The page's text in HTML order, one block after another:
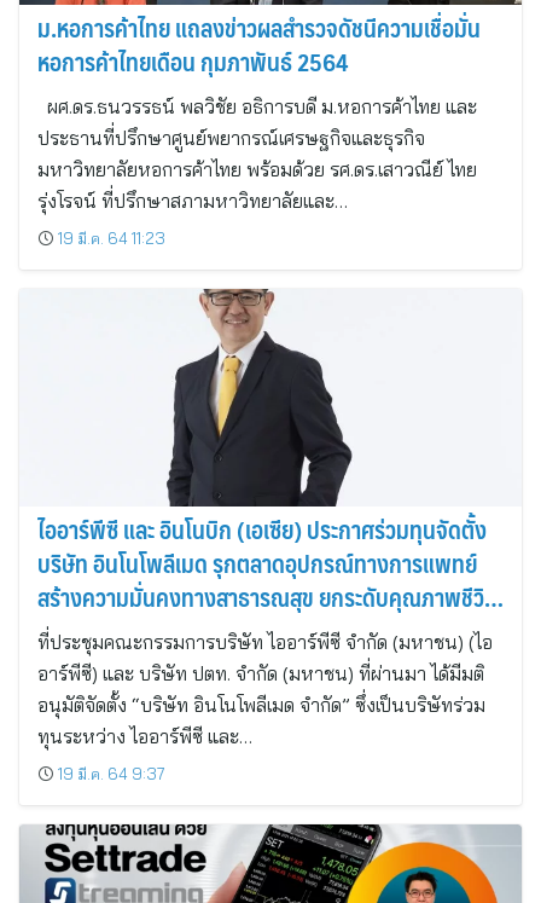
ม.หอการค้าไทย แถลงข่าวผลสำรวจดัชนีความเชื่อมั่น
หอการค้าไทยเดือน กุมภาพันธ์ 2564
ผศ.ดร.ธนวรรธน์ พลวิชัย อธิการบดี ม.หอการค้าไทย และ
ประธานที่ปรึกษาศูนย์พยากรณ์เศรษฐกิจและธุรกิจ
มหาวิทยาลัยหอการค้าไทย พร้อมด้วย รศ.ดร.เสาวณีย์ ไทย
รุ่งโรจน์ ที่ปรึกษาสภามหาวิทยาลัยและ…
19 มี.ค. 64 11:23
ไออาร์พีซี และ อินโนบิก (เอเซีย) ประกาศร่วมทุนจัดตั้ง
บริษัท อินโนโพลีเมด รุกตลาดอุปกรณ์ทางการแพทย์
สร้างความมั่นคงทางสาธารณสุข ยกระดับคุณภาพชีวิต
คนไทย
ที่ประชุมคณะกรรมการบริษัท ไออาร์พีซี จำกัด (มหาชน) (ไอ
อาร์พีซี) และ บริษัท ปตท. จำกัด (มหาชน) ที่ผ่านมา ได้มีมติ
อนุมัติจัดตั้ง “บริษัท อินโนโพลีเมด จำกัด” ซึ่งเป็นบริษัทร่วม
ทุนระหว่าง ไออาร์พีซี และ…
19 มี.ค. 64 9:37